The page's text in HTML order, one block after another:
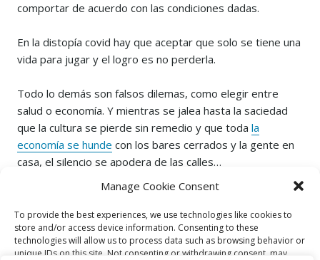
Manage Cookie Consent
To provide the best experiences, we use technologies like cookies to
store and/or access device information. Consenting to these
technologies will allow us to process data such as browsing behavior or
unique IDs on this site. Not consenting or withdrawing consent, may
comportar de acuerdo con las condiciones dadas.
En la distopía covid hay que aceptar que solo se tiene una
vida para jugar y el logro es no perderla.
Todo lo demás son falsos dilemas, como elegir entre
salud o economía. Y mientras se jalea hasta la saciedad
que la cultura se pierde sin remedio y que toda la
economía se hunde con los bares cerrados y la gente en
casa, el silencio se apodera de las calles…
…Y LA TIERRA RESPIRA